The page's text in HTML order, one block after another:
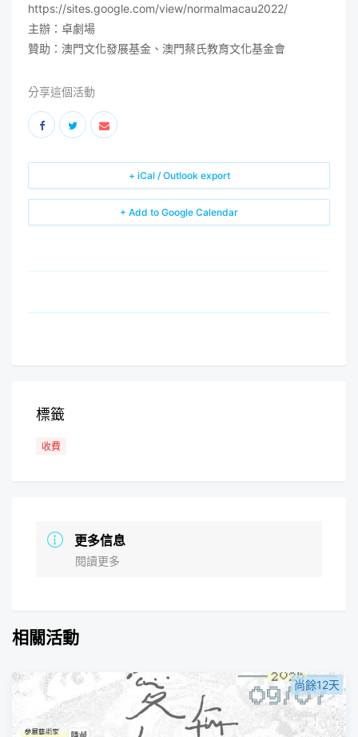
https://sites.google.com/view/normalmacau2022/
主辦：卓劇場
贊助：澳門文化發展基金、澳門蔡氏教育文化基金會
分享這個活動
+ Add to Google Calendar
+ iCal / Outlook export
標籤
收費
更多信息
閱讀更多
相關活動
尚餘12天